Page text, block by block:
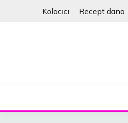
Kolacici Recept dana